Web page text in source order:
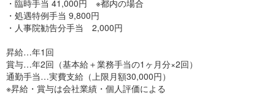
・臨時手当 41,000円 ※都内の場合
・処遇特例手当 9,800円
・人事院勧告分手当 2,000円
昇給…年1回
賞与…年2回（基本給＋業務手当の1ヶ月分×2回）
通勤手当…実費支給（上限月額30,000円）
※昇給・賞与は会社業績・個人評価による